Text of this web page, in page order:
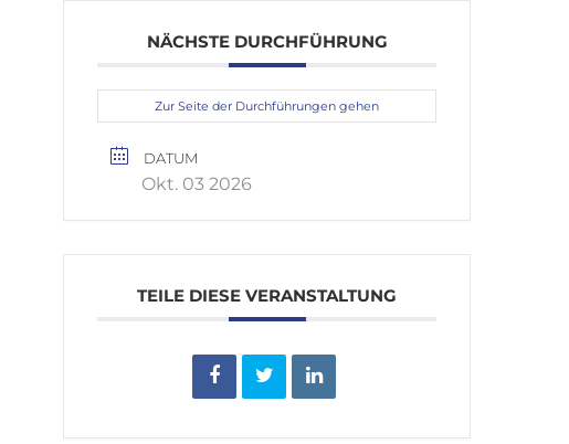
NÄCHSTE DURCHFÜHRUNG
Zur Seite der Durchführungen gehen
DATUM
Okt. 03 2026
TEILE DIESE VERANSTALTUNG